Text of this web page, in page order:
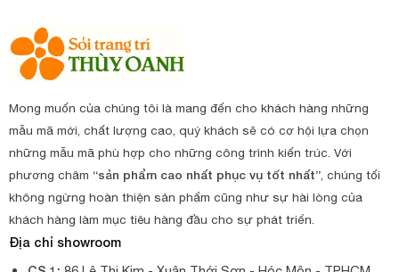
Mong muốn của chúng tôi là mang đến cho khách hàng những
mẫu mã mới, chất lượng cao, quý khách sẽ có cơ hội lựa chọn
những mẫu mã phù hợp cho những công trình kiến trúc. Với
phương châm “sản phẩm cao nhất phục vụ tốt nhất”, chúng tối
không ngừng hoàn thiện sản phẩm cũng như sự hài lòng của
khách hàng làm mục tiêu hàng đầu cho sự phát triển.
Địa chỉ showroom